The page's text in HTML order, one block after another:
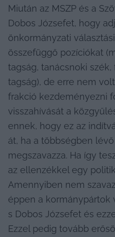
Miután az MSZP és a
Dobos Józsefet, hogy
önkormányzati
összefüggő pozíciókat
tagság, tanácsnoki
tagság), de erre nem
frakció kezdeményezni
visszahívását a
ennek, hogy ez az
át, ha a többségben
megszavazza. Ha így
az ellenzékkel egy
Amennyiben nem
éppen a kormánypártok
s Dobos Józsefet és
Ezzel pedig tovább